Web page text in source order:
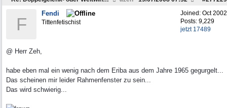
Joined: Oct 2002
Posts: 9,229
jetzt 17489
F
Fendi
Tittenfetischist
@ Herr Zeh,
habe eben mal ein wenig nach dem Eriba aus dem Jahre 1965 gegurgelt...
Das scheinen mir leider Rahmenfenster zu sein...
Das wird schwierig...